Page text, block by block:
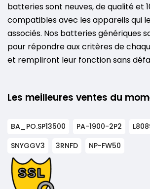
batteries sont neuves, de qualité et
compatibles avec les appareils qui
associés. Nos batteries génériques
pour répondre aux critères de
et rempliront leur fonction sans
Les meilleures ventes du
BA_PO.SP13500 PA-1900-2P2
SNYGGV3
3RNFD NP-FW50